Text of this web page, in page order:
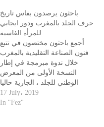
باحثون يرصدون بفاس تاريخ
حرف الجلد بالمغرب ودور ايجابي
للمرأة الفاسية
أجمع باحثون مختصون في تتبع
فنون الصناعة التقليدية بالمغرب
خلال ندوة مبرمجة في إطار
النسخة الأولى من المعرض
الوطني للجلد ، الجارية حاليا
بفاس ، على أهمية الحرف
التقليدية التي ارتبطت بالجلد بكل
17 July، 2019
In "Fez"